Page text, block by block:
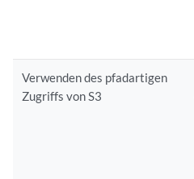
Verwenden des pfadartigen
Zugriffs von S3